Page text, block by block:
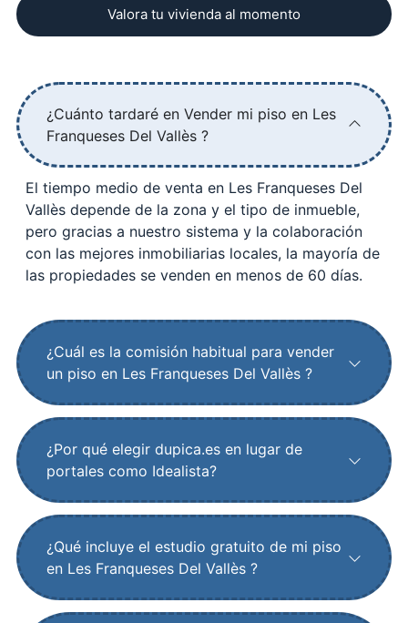
Valora tu vivienda al momento
¿Cuánto tardaré en Vender mi piso en Les
Franqueses Del Vallès ?
El tiempo medio de venta en Les Franqueses Del
Vallès depende de la zona y el tipo de inmueble,
pero gracias a nuestro sistema y la colaboración
con las mejores inmobiliarias locales, la mayoría de
las propiedades se venden en menos de 60 días.
¿Cuál es la comisión habitual para vender
un piso en Les Franqueses Del Vallès ?
¿Por qué elegir dupica.es en lugar de
portales como Idealista?
¿Qué incluye el estudio gratuito de mi piso
en Les Franqueses Del Vallès ?